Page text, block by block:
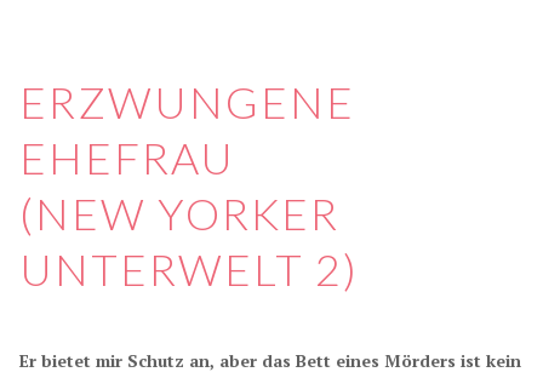
ERZWUNGENE
EHEFRAU
(NEW YORKER
UNTERWELT 2)
Er bietet mir Schutz an, aber das Bett eines Mörders ist kein